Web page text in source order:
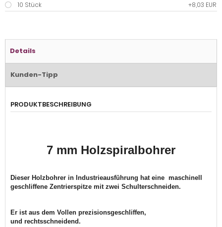
10 Stück
+8,03 EUR
Details
Kunden-Tipp
PRODUKTBESCHREIBUNG
7 mm Holzspiralbohrer
Dieser Holzbohrer in Industrieausführung hat eine maschinell
geschliffene Zentrierspitze mit zwei Schulterschneiden.
Er ist aus dem Vollen prezisionsgeschliffen,
und rechtsschneidend.